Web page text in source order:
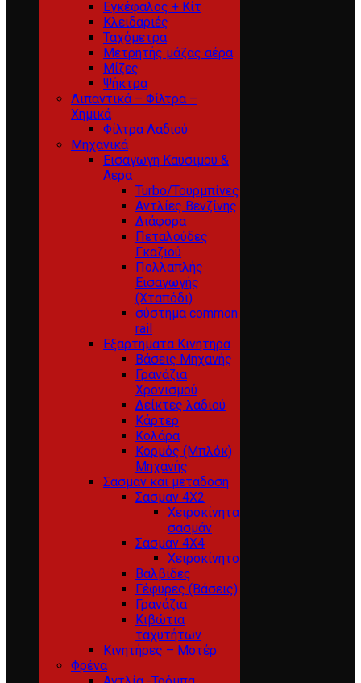
Εγκέφαλος + Κίτ
Κλειδαριές
Ταχόμετρα
Μετρητής μάζας αέρα
Μίζες
Ψήκτρα
Λιπαντικά – Φίλτρα –
Χημικά
Φίλτρα Λαδιού
Μηχανικά
Εισαγωγη Καυσιμου &
Αερα
Turbo/Τουρμπίνες
Αντλίες Βενζίνης
Διάφορα
Πεταλούδες
Γκαζιού
Πολλαπλής
Εισαγωγής
(Χταπόδι)
σύστημα common
rail
Εξαρτηματα Κινητηρα
Βάσεις Μηχανής
Γρανάζια
Χρονισμού
Δείκτες λαδιού
Κάρτερ
Κολάρα
Κορμός (Μπλόκ)
Μηχανής
Σασμαν και μεταδοση
Σασμαν 4Χ2
Χειροκίνητα
σασμάν
Σασμαν 4Χ4
Χειροκίνητο
Βαλβίδες
Γέφυρες (Βάσεις)
Γρανάζια
Κιβώτια
ταχυτήτων
Κινητήρες – Μοτέρ
Φρένα